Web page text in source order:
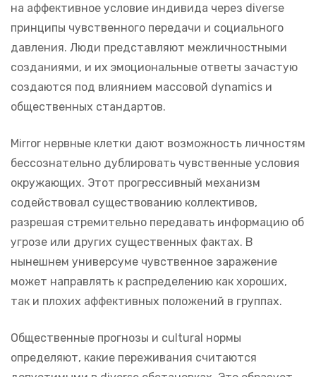
на аффективное условие индивида через diverse
принципы чувственного передачи и социального
давления. Люди представляют межличностными
созданиями, и их эмоциональные ответы зачастую
создаются под влиянием массовой dynamics и
общественных стандартов.
Mirror нервные клетки дают возможность личностям
бессознательно дублировать чувственные условия
окружающих. Этот прогрессивный механизм
содействовал существованию коллективов,
разрешая стремительно передавать информацию об
угрозе или других существенных фактах. В
нынешнем универсуме чувственное заражение
может направлять к распределению как хороших,
так и плохих аффективных положений в группах.
Общественные прогнозы и cultural нормы
определяют, какие переживания считаются